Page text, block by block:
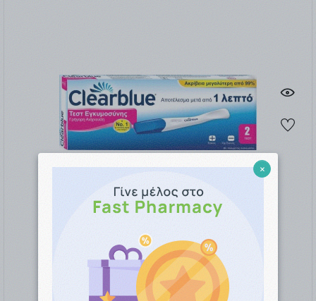
Clearblue 2τμχ Τεστ Εγκυμοσύνης
×